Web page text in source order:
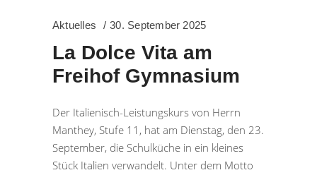
Aktuelles 30. September 2025
La Dolce Vita am
Freihof Gymnasium
Der Italienisch-Leistungskurs von Herrn
Manthey, Stufe 11, hat am Dienstag, den 23.
September, die Schulküche in ein kleines
Stück Italien verwandelt. Unter dem Motto